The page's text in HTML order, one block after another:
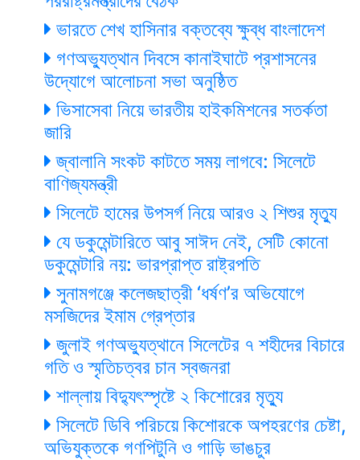
ভারতে শেখ হাসিনার বক্তব্যে ক্ষুব্ধ বাংলাদেশ
গণঅভ্যুত্থান দিবসে কানাইঘাটে প্রশাসনের
উদ্যোগে আলোচনা সভা অনুষ্ঠিত
ভিসাসেবা নিয়ে ভারতীয় হাইকমিশনের সতর্কতা
জারি
জ্বালানি সংকট কাটতে সময় লাগবে: সিলেটে
বাণিজ্যমন্ত্রী
সিলেটে হামের উপসর্গ নিয়ে আরও ২ শিশুর মৃত্যু
যে ডকুমেন্টারিতে আবু সাঈদ নেই, সেটি কোনো
ডকুমেন্টারি নয়: ভারপ্রাপ্ত রাষ্ট্রপতি
সুনামগঞ্জে কলেজছাত্রী ‘ধর্ষণ’র অভিযোগে
মসজিদের ইমাম গ্রেপ্তার
জুলাই গণঅভ্যুত্থানে সিলেটের ৭ শহীদের বিচারে
গতি ও স্মৃতিচত্বর চান স্বজনরা
শাল্লায় বিদ্যুৎস্পৃষ্টে ২ কিশোরের মৃত্যু
সিলেটে ডিবি পরিচয়ে কিশোরকে অপহরণের চেষ্টা,
অভিযুক্তকে গণপিটুনি ও গাড়ি ভাঙচুর